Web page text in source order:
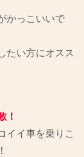
かっこいいで
たい方にオスス
！
イイ車を乗りこ